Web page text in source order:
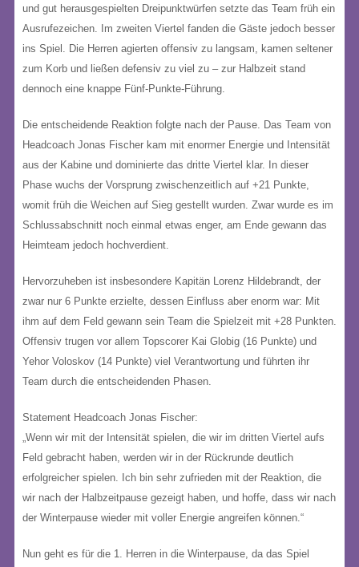
und gut herausgespielten Dreipunktwürfen setzte das Team früh ein
Ausrufezeichen. Im zweiten Viertel fanden die Gäste jedoch besser
ins Spiel. Die Herren agierten offensiv zu langsam, kamen seltener
zum Korb und ließen defensiv zu viel zu – zur Halbzeit stand
dennoch eine knappe Fünf-Punkte-Führung.
Die entscheidende Reaktion folgte nach der Pause. Das Team von
Headcoach Jonas Fischer kam mit enormer Energie und Intensität
aus der Kabine und dominierte das dritte Viertel klar. In dieser
Phase wuchs der Vorsprung zwischenzeitlich auf +21 Punkte,
womit früh die Weichen auf Sieg gestellt wurden. Zwar wurde es im
Schlussabschnitt noch einmal etwas enger, am Ende gewann das
Heimteam jedoch hochverdient.
Hervorzuheben ist insbesondere Kapitän Lorenz Hildebrandt, der
zwar nur 6 Punkte erzielte, dessen Einfluss aber enorm war: Mit
ihm auf dem Feld gewann sein Team die Spielzeit mit +28 Punkten.
Offensiv trugen vor allem Topscorer Kai Globig (16 Punkte) und
Yehor Voloskov (14 Punkte) viel Verantwortung und führten ihr
Team durch die entscheidenden Phasen.
Statement Headcoach Jonas Fischer:
„Wenn wir mit der Intensität spielen, die wir im dritten Viertel aufs
Feld gebracht haben, werden wir in der Rückrunde deutlich
erfolgreicher spielen. Ich bin sehr zufrieden mit der Reaktion, die
wir nach der Halbzeitpause gezeigt haben, und hoffe, dass wir nach
der Winterpause wieder mit voller Energie angreifen können.“
Nun geht es für die 1. Herren in die Winterpause, da das Spiel